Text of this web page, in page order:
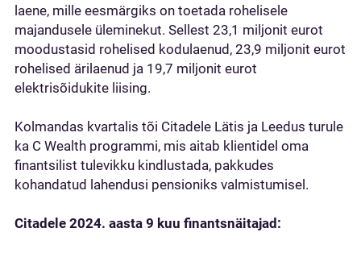
laene, mille eesmärgiks on toetada rohelisele
majandusele üleminekut. Sellest 23,1 miljonit eurot
moodustasid rohelised kodulaenud, 23,9 miljonit eurot
rohelised ärilaenud ja 19,7 miljonit eurot
elektrisõidukite liising.
Kolmandas kvartalis tõi Citadele Lätis ja Leedus turule
ka C Wealth programmi, mis aitab klientidel oma
finantsilist tulevikku kindlustada, pakkudes
kohandatud lahendusi pensioniks valmistumisel.
Citadele 2024. aasta 9 kuu finantsnäitajad: